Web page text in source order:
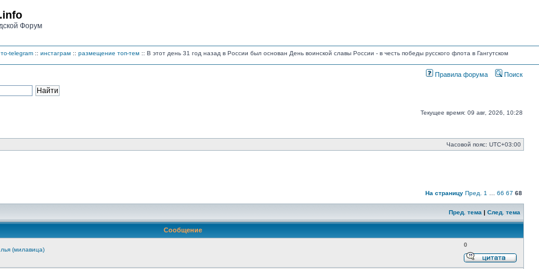
Форум
telegram :: инстаграм :: размещение топ-тем :: В этот день 31 год назад в России был основан День воинской славы России - в честь победы русского флота в Гангутском
Правила форума Поиск
Текущее время: 09 авг, 2026, 10:28
Часовой пояс: UTC+03:00
На страницу Пред. 1 66 67 68
Пред. тема | След. тема
Сообщение
(милавица)
0